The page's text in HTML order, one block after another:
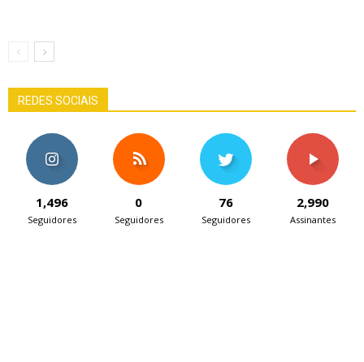
REDES SOCIAIS
1,496
Seguidores
0
Seguidores
76
Seguidores
2,990
Assinantes